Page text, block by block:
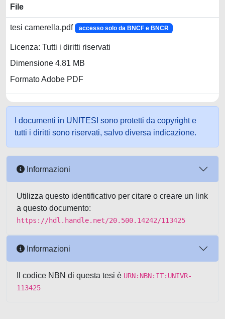
File
tesi camerella.pdf accesso solo da BNCF e BNCR
Licenza: Tutti i diritti riservati
Dimensione 4.81 MB
Formato Adobe PDF
I documenti in UNITESI sono protetti da copyright e
tutti i diritti sono riservati, salvo diversa indicazione.
Informazioni
Utilizza questo identificativo per citare o creare un link
a questo documento:
https://hdl.handle.net/20.500.14242/113425
Informazioni
Il codice NBN di questa tesi è URN:NBN:IT:UNIVR-
113425